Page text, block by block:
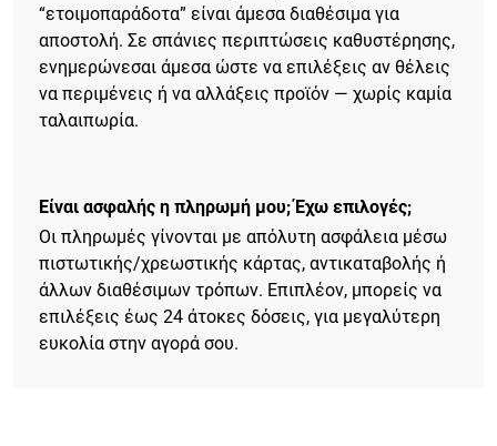
“ετοιμοπαράδοτα” είναι άμεσα διαθέσιμα για
αποστολή. Σε σπάνιες περιπτώσεις καθυστέρησης,
ενημερώνεσαι άμεσα ώστε να επιλέξεις αν θέλεις
να περιμένεις ή να αλλάξεις προϊόν — χωρίς καμία
ταλαιπωρία.
Είναι ασφαλής η πληρωμή μου; Έχω επιλογές;
Οι πληρωμές γίνονται με απόλυτη ασφάλεια μέσω
πιστωτικής/χρεωστικής κάρτας, αντικαταβολής ή
άλλων διαθέσιμων τρόπων. Επιπλέον, μπορείς να
επιλέξεις έως 24 άτοκες δόσεις, για μεγαλύτερη
ευκολία στην αγορά σου.